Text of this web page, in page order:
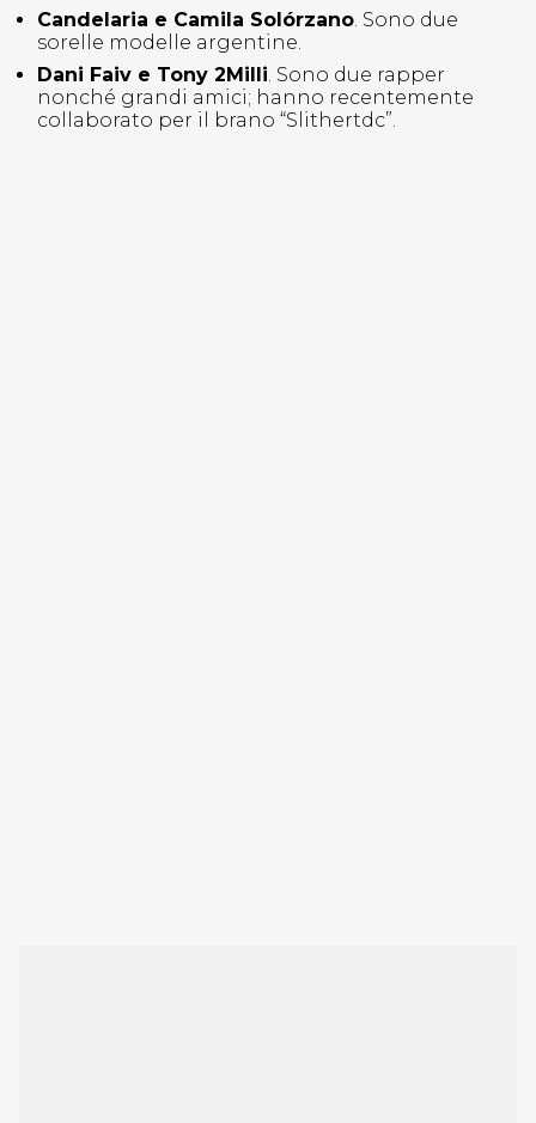
Candelaria e Camila Solórzano. Sono due
sorelle modelle argentine.
Dani Faiv e Tony 2Milli. Sono due rapper
nonché grandi amici; hanno recentemente
collaborato per il brano “Slithertdc”.